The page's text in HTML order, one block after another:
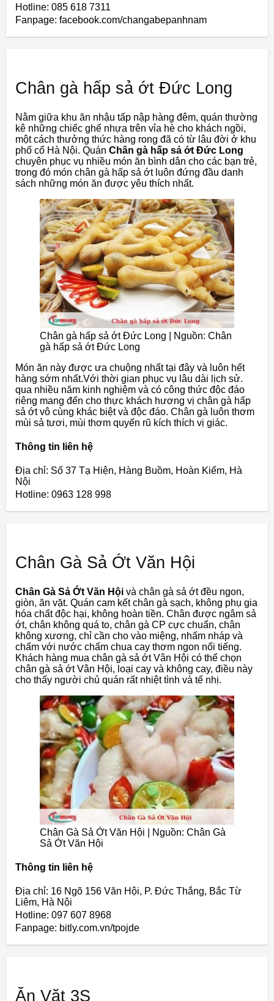
Hotline: 085 618 7311
Fanpage: facebook.com/changabepanhnam
Chân gà hấp sả ớt Đức Long
Nằm giữa khu ăn nhậu tấp nập hàng đêm, quán thường
kê những chiếc ghế nhựa trên vỉa hè cho khách ngồi,
một cách thưởng thức hàng rong đã có từ lâu đời ở khu
phố cổ Hà Nội. Quán Chân gà hấp sả ớt Đức Long
chuyên phục vụ nhiều món ăn bình dân cho các bạn trẻ,
trong đó món chân gà hấp sả ớt luôn đứng đầu danh
sách những món ăn được yêu thích nhất.
Chân gà hấp sả ớt Đức Long | Nguồn: Chân
gà hấp sả ớt Đức Long
Món ăn này được ưa chuộng nhất tại đây và luôn hết
hàng sớm nhất.Với thời gian phục vụ lâu dài lịch sử.
qua nhiều năm kinh nghiệm và có công thức độc đáo
riêng mang đến cho thực khách hương vị chân gà hấp
sả ớt vô cùng khác biệt và độc đáo. Chân gà luôn thơm
mùi sả tươi, mùi thơm quyến rũ kích thích vị giác.
Thông tin liên hệ
Địa chỉ: Số 37 Tạ Hiện, Hàng Buồm, Hoàn Kiếm, Hà
Nội
Hotline: 0963 128 998
Chân Gà Sả Ớt Văn Hội
Chân Gà Sả Ớt Văn Hội và chân gà sả ớt đều ngon,
giòn, ăn vặt. Quán cam kết chân gà sạch, không phụ gia
hóa chất độc hại, không hoàn tiền. Chân được ngâm sả
ớt, chân không quá to, chân gà CP cực chuẩn, chân
không xương, chỉ cần cho vào miệng, nhấm nháp và
chấm với nước chấm chua cay thơm ngon nổi tiếng.
Khách hàng mua chân gà sả ớt Vân Hội có thể chọn
chân gà sả ớt Vân Hội, loại cay và không cay, điều này
cho thấy người chủ quán rất nhiệt tình và tế nhị.
Chân Gà Sả Ớt Văn Hội | Nguồn: Chân Gà
Sả Ớt Văn Hội
Thông tin liên hệ
Địa chỉ: 16 Ngõ 156 Văn Hội, P. Đức Thắng, Bắc Từ
Liêm, Hà Nội
Hotline: 097 607 8968
Fanpage: bitly.com.vn/tpojde
Ăn Vặt 3S